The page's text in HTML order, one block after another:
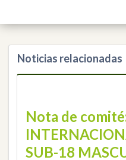
Noticias relacionadas
Nota de
SUB-18